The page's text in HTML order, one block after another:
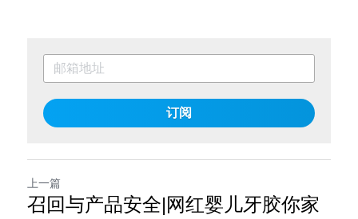
订阅
上一篇
召回与产品安全|网红婴儿牙胶你家